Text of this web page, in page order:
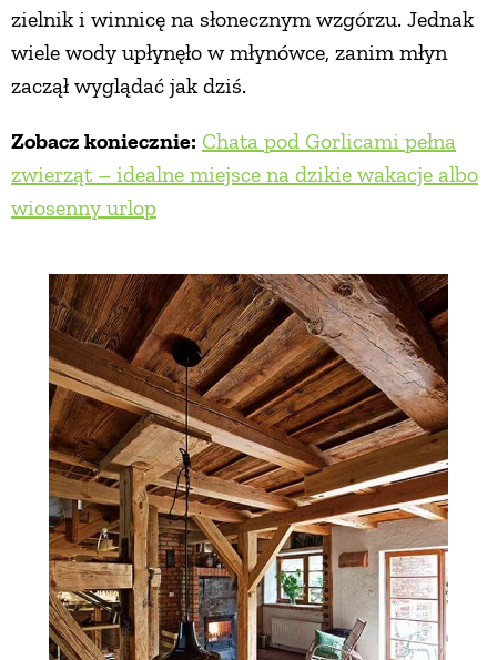
zielnik i winnicę na słonecznym wzgórzu. Jednak
wiele wody upłynęło w młynówce, zanim młyn
zaczął wyglądać jak dziś.
Zobacz koniecznie: Chata pod Gorlicami pełna
zwierząt – idealne miejsce na dzikie wakacje albo
wiosenny urlop